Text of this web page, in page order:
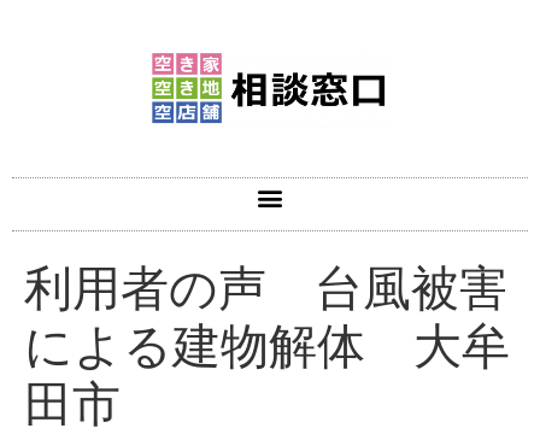
利用者の声 台風被害
による建物解体 大牟
田市